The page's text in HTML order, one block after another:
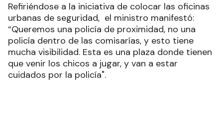
Refiriéndose a la iniciativa de colocar las oficinas
urbanas de seguridad, el ministro manifestó:
“Queremos una policía de proximidad, no una
policía dentro de las comisarías, y esto tiene
mucha visibilidad. Esta es una plaza donde tienen
que venir los chicos a jugar, y van a estar
cuidados por la policía".